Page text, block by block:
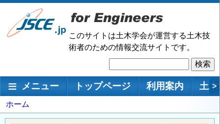
メ
ン
移
このサイトは土木学会が運営する土木技
術者のための情報交流サイトです。
索
メインナビゲーション
メニュー トップページ 利用案内 土 >
パ
ン
ホーム